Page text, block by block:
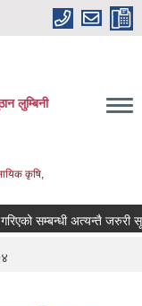
लुम्बिनी
कृषि,
सम्बन्धी अत्यन्तै जरुरी